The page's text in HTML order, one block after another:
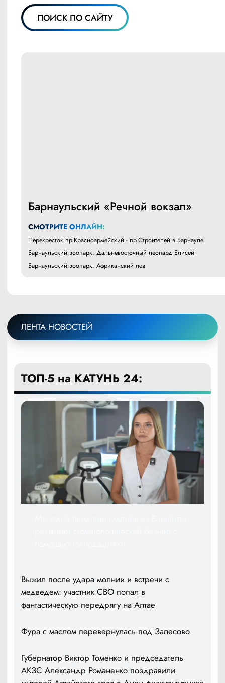
ПОИСК ПО САЙТУ
Барнаульский «Речной вокзал»
СМОТРИТЕ ОНЛАЙН:
Перекресток пр.Красноармейский - пр.Строителей в Барнауле
Барнаульский зоопарк. Дальневосточный леопард Елисей
Барнаульский зоопарк. Африканский лев
ЛЕНТА НОВОСТЕЙ
ТОП-5 на КАТУНЬ 24:
Выжил после удара молнии и встречи с
медведем: участник СВО попал в
фантастическую передрягу на Алтае
Фура с маслом перевернулась под Залесово
Губернатор Виктор Томенко и председатель
АКЗС Александр Романенко поздравили